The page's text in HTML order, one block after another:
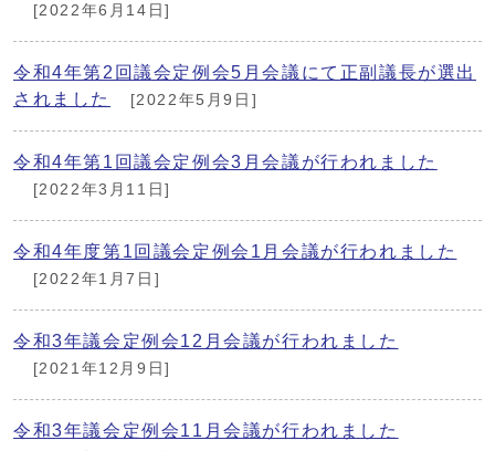
[2022年6月14日]
令和4年第2回議会定例会5月会議にて正副議長が選出
されました
[2022年5月9日]
令和4年第1回議会定例会3月会議が行われました
[2022年3月11日]
令和4年度第1回議会定例会1月会議が行われました
[2022年1月7日]
令和3年議会定例会12月会議が行われました
[2021年12月9日]
令和3年議会定例会11月会議が行われました